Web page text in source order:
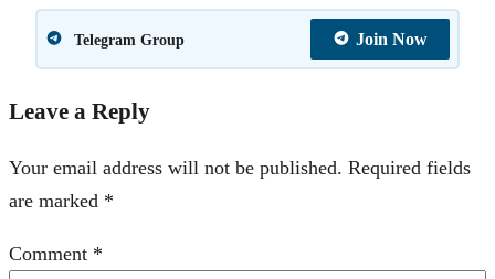
Telegram Group Join Now
Leave a Reply
Your email address will not be published. Required fields
are marked *
Comment *